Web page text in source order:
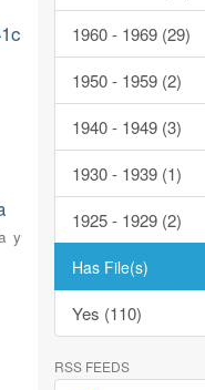
y
1960 - 1969 (29)
1950 - 1959 (2)
1940 - 1949 (3)
1930 - 1939 (1)
1925 - 1929 (2)
Has File(s)
Yes (110)
RSS FEEDS